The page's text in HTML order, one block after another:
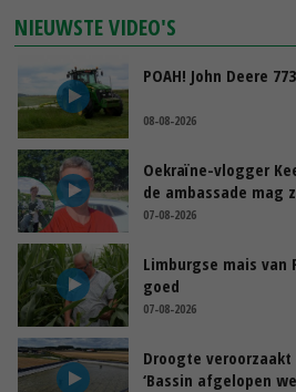
NIEUWSTE VIDEO'S
POAH! John Deere
08-08-2026
Oekraïne-vlogger
de ambassade mag
07-08-2026
Limburgse mais van
goed
07-08-2026
Droogte
‘Bassin afgelopen